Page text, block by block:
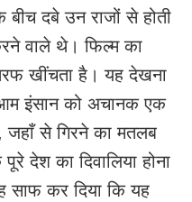
दबे उन राजों से होती
वाले थे। फिल्म का
खींचता है। यह देखना
इंसान को अचानक एक
जहाँ से गिरने का मतलब
देश का दिवालिया होना
साफ कर दिया कि यह